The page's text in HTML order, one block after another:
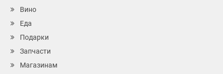
Вино
Еда
Подарки
Запчасти
Магазинам